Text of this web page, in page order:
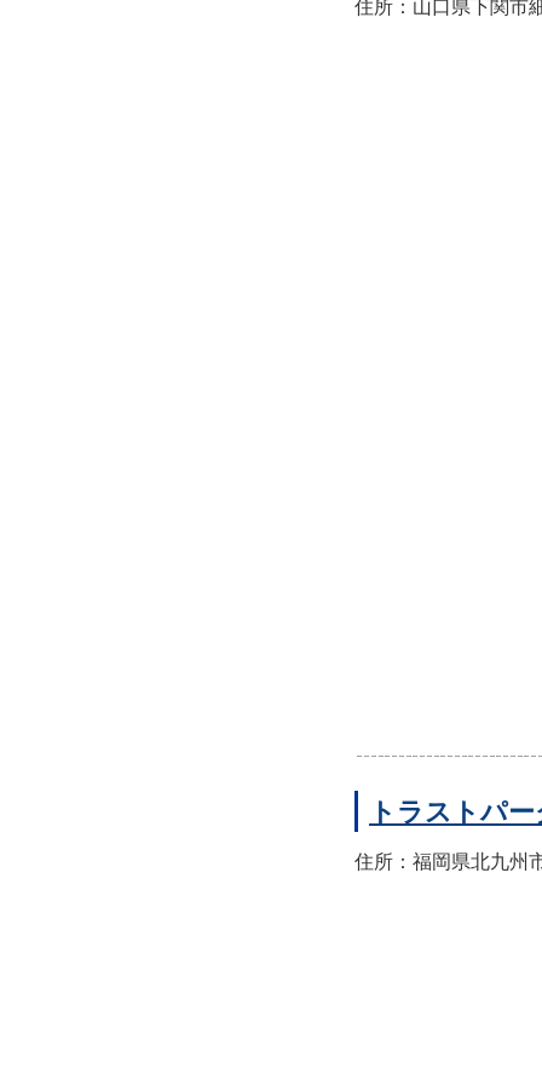
住所：山口県下関市
トラストパ
住所：福岡県北九州